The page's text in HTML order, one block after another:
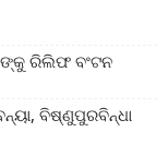
ରିଲିଫ ବଂଟନ
ବିଷ୍ଣୁପୁରବିନ୍ଧା